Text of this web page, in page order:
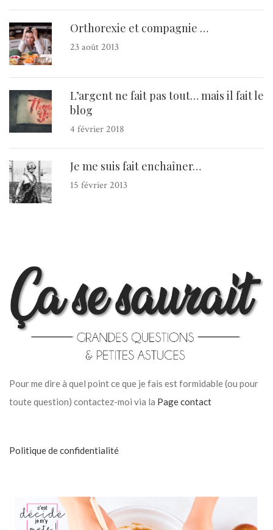
Orthorexie et compagnie …
23 août 2013
L’argent ne fait pas tout… mais il fait le
blog
4 février 2018
Je me suis fait enchaîner…
15 février 2013
Pour me dire à quel point ce que je fais est formidable (ou pour
toute question) contactez-moi via la Page contact
Politique de confidentialité